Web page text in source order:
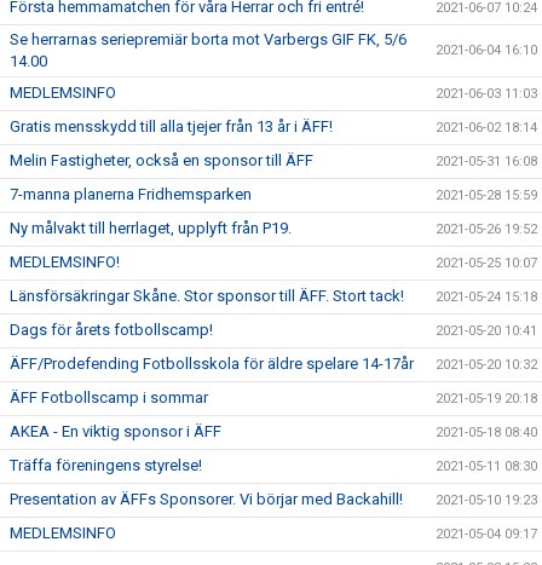
Första hemmamatchen för våra Herrar och fri entré! 2021-06-07 10:24
Se herrarnas seriepremiär borta mot Varbergs GIF FK, 5/6
14.00
2021-06-04 16:10
MEDLEMSINFO 2021-06-03 11:03
Gratis mensskydd till alla tjejer från 13 år i ÄFF! 2021-06-02 18:14
Melin Fastigheter, också en sponsor till ÄFF 2021-05-31 16:08
7-manna planerna Fridhemsparken 2021-05-28 15:59
Ny målvakt till herrlaget, upplyft från P19. 2021-05-26 19:52
MEDLEMSINFO! 2021-05-25 10:07
Länsförsäkringar Skåne. Stor sponsor till ÄFF. Stort tack! 2021-05-24 15:18
Dags för årets fotbollscamp! 2021-05-20 10:41
ÄFF/Prodefending Fotbollsskola för äldre spelare 14-17år 2021-05-20 10:32
ÄFF Fotbollscamp i sommar 2021-05-19 20:18
AKEA - En viktig sponsor i ÄFF 2021-05-18 08:40
Träffa föreningens styrelse! 2021-05-11 08:30
Presentation av ÄFFs Sponsorer. Vi börjar med Backahill! 2021-05-10 19:23
MEDLEMSINFO 2021-05-04 09:17